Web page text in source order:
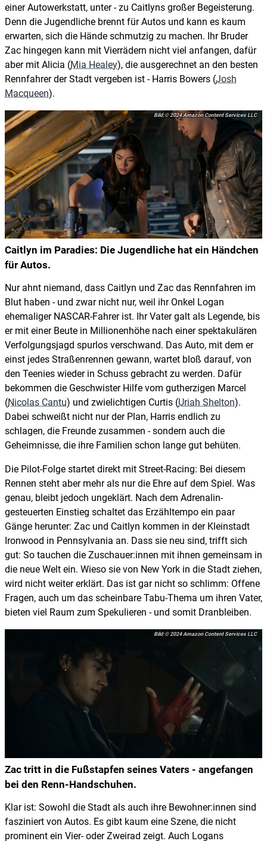
einer Autowerkstatt, unter - zu Caitlyns großer Begeisterung.
Denn die Jugendliche brennt für Autos und kann es kaum
erwarten, sich die Hände schmutzig zu machen. Ihr Bruder
Zac hingegen kann mit Vierrädern nicht viel anfangen, dafür
aber mit Alicia (Mia Healey), die ausgerechnet an den besten
Rennfahrer der Stadt vergeben ist - Harris Bowers (Josh
Macqueen).
Caitlyn im Paradies: Die Jugendliche hat ein Händchen
für Autos.
© 2024 Amazon Content Services LLC
Nur ahnt niemand, dass Caitlyn und Zac das Rennfahren im
Blut haben - und zwar nicht nur, weil ihr Onkel Logan
ehemaliger NASCAR-Fahrer ist. Ihr Vater galt als Legende, bis
er mit einer Beute in Millionenhöhe nach einer spektakulären
Verfolgungsjagd spurlos verschwand. Das Auto, mit dem er
einst jedes Straßenrennen gewann, wartet bloß darauf, von
den Teenies wieder in Schuss gebracht zu werden. Dafür
bekommen die Geschwister Hilfe vom gutherzigen Marcel
(Nicolas Cantu) und zwielichtigen Curtis (Uriah Shelton).
Dabei schweißt nicht nur der Plan, Harris endlich zu
schlagen, die Freunde zusammen - sondern auch die
Geheimnisse, die ihre Familien schon lange gut behüten.
Die Pilot-Folge startet direkt mit Street-Racing: Bei diesem
Rennen steht aber mehr als nur die Ehre auf dem Spiel. Was
genau, bleibt jedoch ungeklärt. Nach dem Adrenalin-
gesteuerten Einstieg schaltet das Erzähltempo ein paar
Gänge herunter: Zac und Caitlyn kommen in der Kleinstadt
Ironwood in Pennsylvania an. Dass sie neu sind, trifft sich
gut: So tauchen die Zuschauer:innen mit ihnen gemeinsam in
die neue Welt ein. Wieso sie von New York in die Stadt ziehen,
wird nicht weiter erklärt. Das ist gar nicht so schlimm: Offene
Fragen, auch um das scheinbare Tabu-Thema um ihren Vater,
bieten viel Raum zum Spekulieren - und somit Dranbleiben.
Zac tritt in die Fußstapfen seines Vaters - angefangen
bei den Renn-Handschuhen.
© 2024 Amazon Content Services LLC
Klar ist: Sowohl die Stadt als auch ihre Bewohner:innen sind
fasziniert von Autos. Es gibt kaum eine Szene, die nicht
prominent ein Vier- oder Zweirad zeigt. Auch Logans